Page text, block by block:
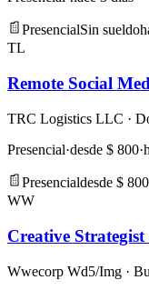
PresencialSin sueldo
TL
Remote Social
TRC Logistics LLC ·
Presencial·desde $ 800·
Presencialdesde $ 800
WW
Creative
Wwecorp Wd5/Img ·